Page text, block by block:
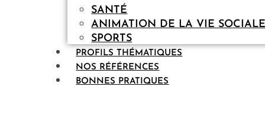
SANTÉ
ANIMATION DE LA VIE
SPORTS
PROFILS THÉMATIQUES
NOS RÉFÉRENCES
BONNES PRATIQUES